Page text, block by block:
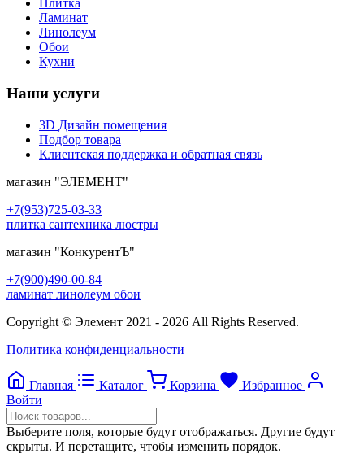
Плитка
Ламинат
Линолеум
Обои
Кухни
Наши услуги
3D Дизайн помещения
Подбор товара
Клиентская поддержка и обратная связь
магазин "ЭЛЕМЕНТ"
+7(953)725-03-33
плитка сантехника люстры
магазин "КонкурентЪ"
+7(900)490-00-84
ламинат линолеум обои
Copyright © Элемент 2021 - 2026 All Rights Reserved.
Политика конфиденциальности
Главная Каталог Корзина
Избранное
Войти
Выберите поля, которые будут отображаться. Другие будут
скрыты. И перетащите, чтобы изменить порядок.